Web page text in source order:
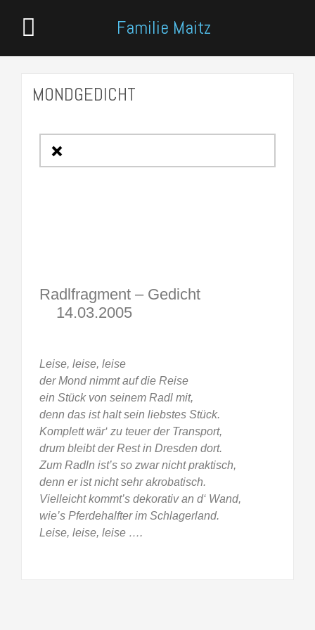
Familie Maitz
MONDGEDICHT
Radlfragment – Gedicht
14.03.2005
Leise, leise, leise
der Mond nimmt auf die Reise
ein Stück von seinem Radl mit,
denn das ist halt sein liebstes Stück.
Komplett wär‘ zu teuer der Transport,
drum bleibt der Rest in Dresden dort.
Zum Radln ist’s so zwar nicht praktisch,
denn er ist nicht sehr akrobatisch.
Vielleicht kommt’s dekorativ an d‘ Wand,
wie’s Pferdehalfter im Schlagerland.
Leise, leise, leise ….